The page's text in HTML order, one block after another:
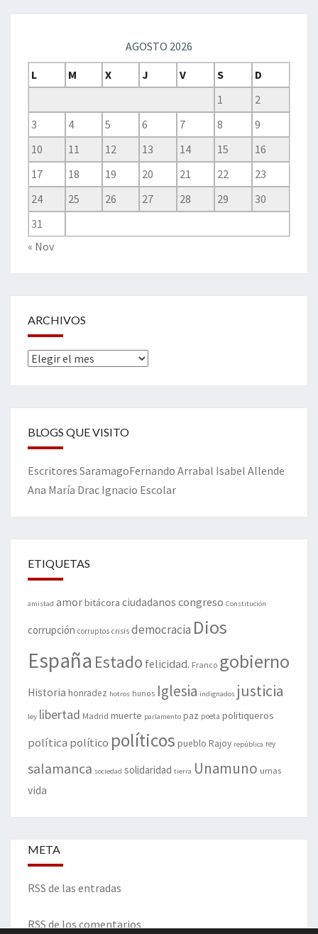
AGOSTO 2026
L
M X J V S
D
1
2
3
4 5 6 7 8
9
10
11 12 13 14 15
16
17
18 19 20 21 22
23
24
25 26 27 28 29
30
31
« Nov
ARCHIVOS
Archivos
BLOGS QUE VISITO
Escritores SaramagoFernando Arrabal Isabel Allende
Ana María Drac Ignacio Escolar
ETIQUETAS
amistad amorbitácora ciudadanos congreso Constitución
corrupción corruptos crisis democracia Dios
España Estado felicidad. Franco gobierno
Historia honradez hotros hunos Iglesia indignados justicia
ley libertad Madrid muerte parlamento paz poeta politiqueros
política político políticos pueblo Rajoy república rey
salamanca sociedad solidaridad tierra Unamuno urnas
vida
META
RSS de las entradas
RSS de los comentarios